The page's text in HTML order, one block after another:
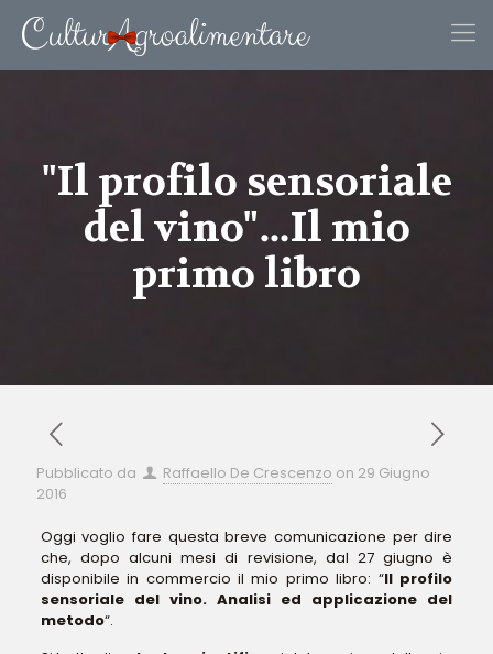
"Il profilo sensoriale
del vino"…Il mio
primo libro
Pubblicato da Raffaello De Crescenzo on 29 Giugno
2016
Oggi voglio fare questa breve comunicazione per dire
che, dopo alcuni mesi di revisione, dal 27 giugno è
disponibile in commercio il mio primo libro: “Il profilo
sensoriale del vino. Analisi ed applicazione del
metodo“.